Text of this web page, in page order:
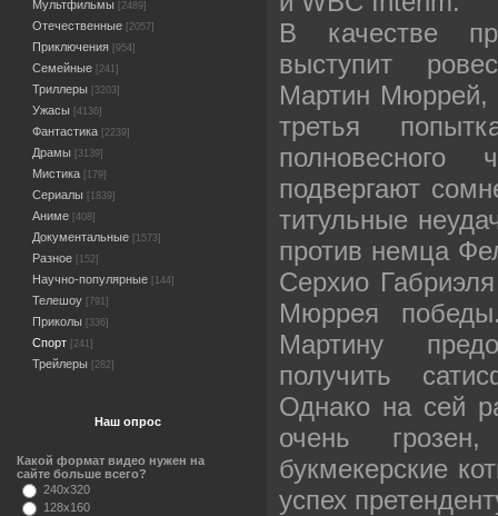
Мультфильмы [2489]
Отечественные [2057]
Приключения [954]
Семейные [241]
Триллеры [3203]
Ужасы [4136]
Фантастика [2239]
Драмы [3139]
Мистика [179]
Сериалы [1839]
Аниме [408]
Документальные [1573]
Разное [152]
Научно-популярные [144]
Телешоу [791]
Приколы [336]
Спорт [241]
Трейлеры [282]
Наш опрос
Какой формат видео нужен на
сайте больше всего?
240x320
128x160
В качестве
выступит
Мартин Мюррей,
третья
подвергают
титульные
против немца
Серхио
Мюррея
Мартину
получить
Однако на сей
очень
букмекерские
успех